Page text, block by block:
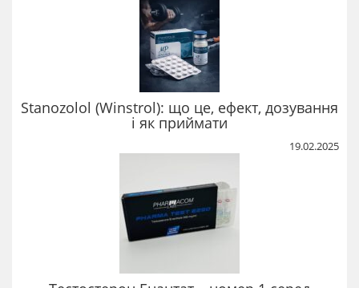
Stanozolol (Winstrol): що це, ефект, дозування
і як приймати
19.02.2025